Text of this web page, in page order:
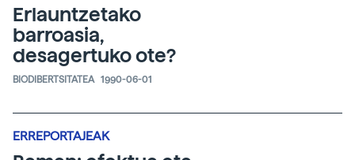
Erlauntzetako
barroasia,
desagertuko ote?
BIODIBERTSITATEA 1990-06-01
ERREPORTAJEAK